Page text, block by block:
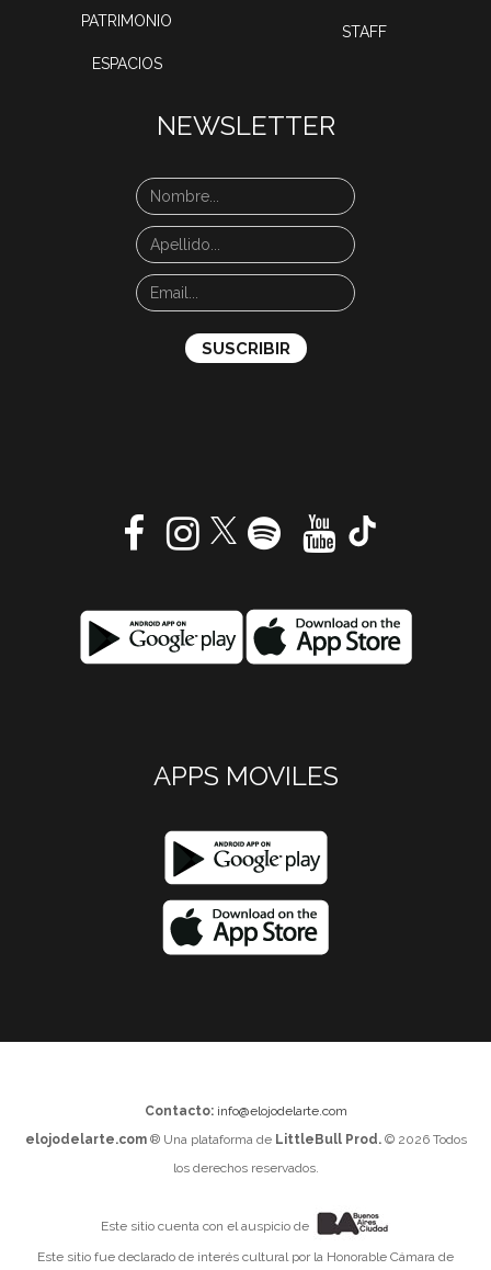
PATRIMONIO
ESPACIOS
STAFF
NEWSLETTER
APPS MOVILES
Contacto: info@elojodelarte.com
elojodelarte.com® Una plataforma de LittleBull Prod.© 2026 Todos
los derechos reservados.
Este sitio cuenta con el auspicio de
Este sitio fue declarado de interés cultural por la Honorable Cámara de